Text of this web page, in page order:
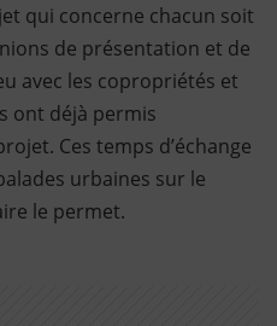
qui concerne chacun soit
de présentation et de
avec les copropriétés et
ont déjà permis
Ces temps d’échange
urbaines sur le
le permet.